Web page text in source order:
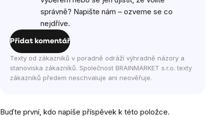
správně? Napište nám – ozveme se co
nejdříve.
Přidat komentář
Texty od zákazníků v poradně odráží výhradně názory a
stanoviska zákazníků. Společnost BRAINMARKET s.r.o. texty
zákazníků předem neschvaluje ani neověřuje.
Buďte první, kdo napíše příspěvek k této položce.